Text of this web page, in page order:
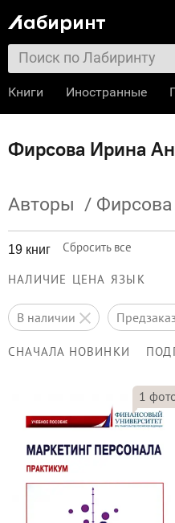
Фирсова Ирина
Авторы /
19 книг Сбросить все
НАЛИЧИЕ ЦЕНА ЯЗЫК
в наличии
СНАЧАЛА НОВИНКИ
1
Книги Иностранные